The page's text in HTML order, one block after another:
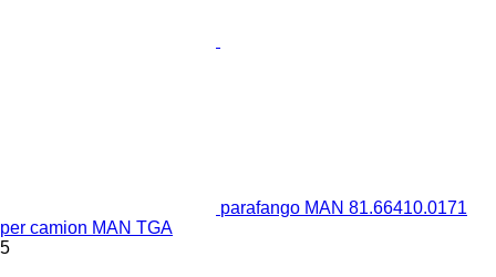
parafango MAN 81.66410.0171
per camion MAN TGA
5